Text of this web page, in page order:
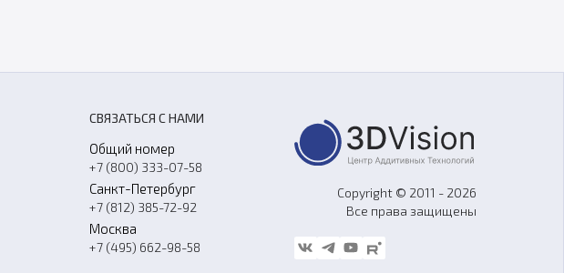
СВЯЗАТЬСЯ С НАМИ
Общий номер
+7 (800) 333-07-58
Санкт-Петербург
+7 (812) 385-72-92
Москва
+7 (495) 662-98-58
Copyright © 2011 - 2026
Все права защищены